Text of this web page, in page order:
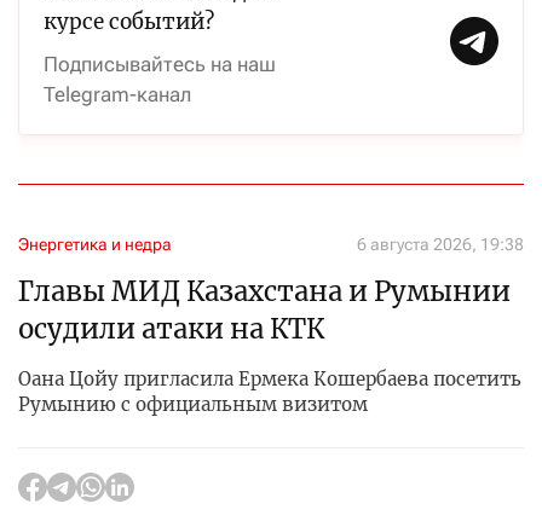
курсе событий?
Подписывайтесь на наш
Telegram-канал
Энергетика и недра 6 августа 2026, 19:38
Главы МИД Казахстана и Румынии
осудили атаки на КТК
Оана Цойу пригласила Ермека Кошербаева посетить
Румынию с официальным визитом